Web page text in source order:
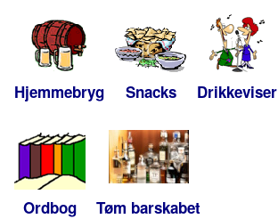
Hjemmebryg Snacks Drikkeviser
Ordbog Tøm barskabet